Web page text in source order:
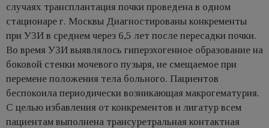
случаях трансплантация почки проведена в одном
стационаре г. Москвы Диагностированы конкременты
при УЗИ в среднем через 6,5 лет после пересадки почки.
Во время УЗИ выявлялось гиперэхогенное образование на
боковой стенки мочевого пузыря, не смещаемое при
перемене положения тела больного. Пациентов
беспокоила периодически возникающая макрогематурия.
С целью избавления от конкрементов и лигатур всем
пациентам выполнена трансуретральная контактная